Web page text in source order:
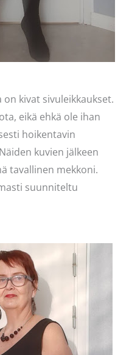
kivat sivuleikkaukset.
eikä ehkä ole ihan
hoikentavin
kuvien jälkeen
tavallinen mekkoni.
suunniteltu